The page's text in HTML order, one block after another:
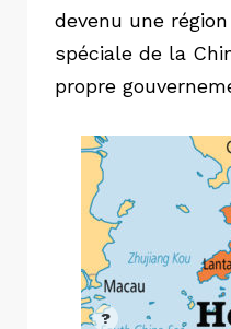
devenu une
spéciale de la
propre